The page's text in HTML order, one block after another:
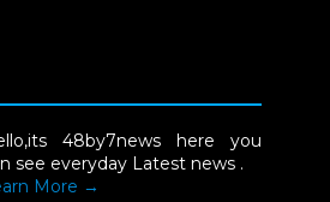
48by7news here you
see everyday Latest news .
More →